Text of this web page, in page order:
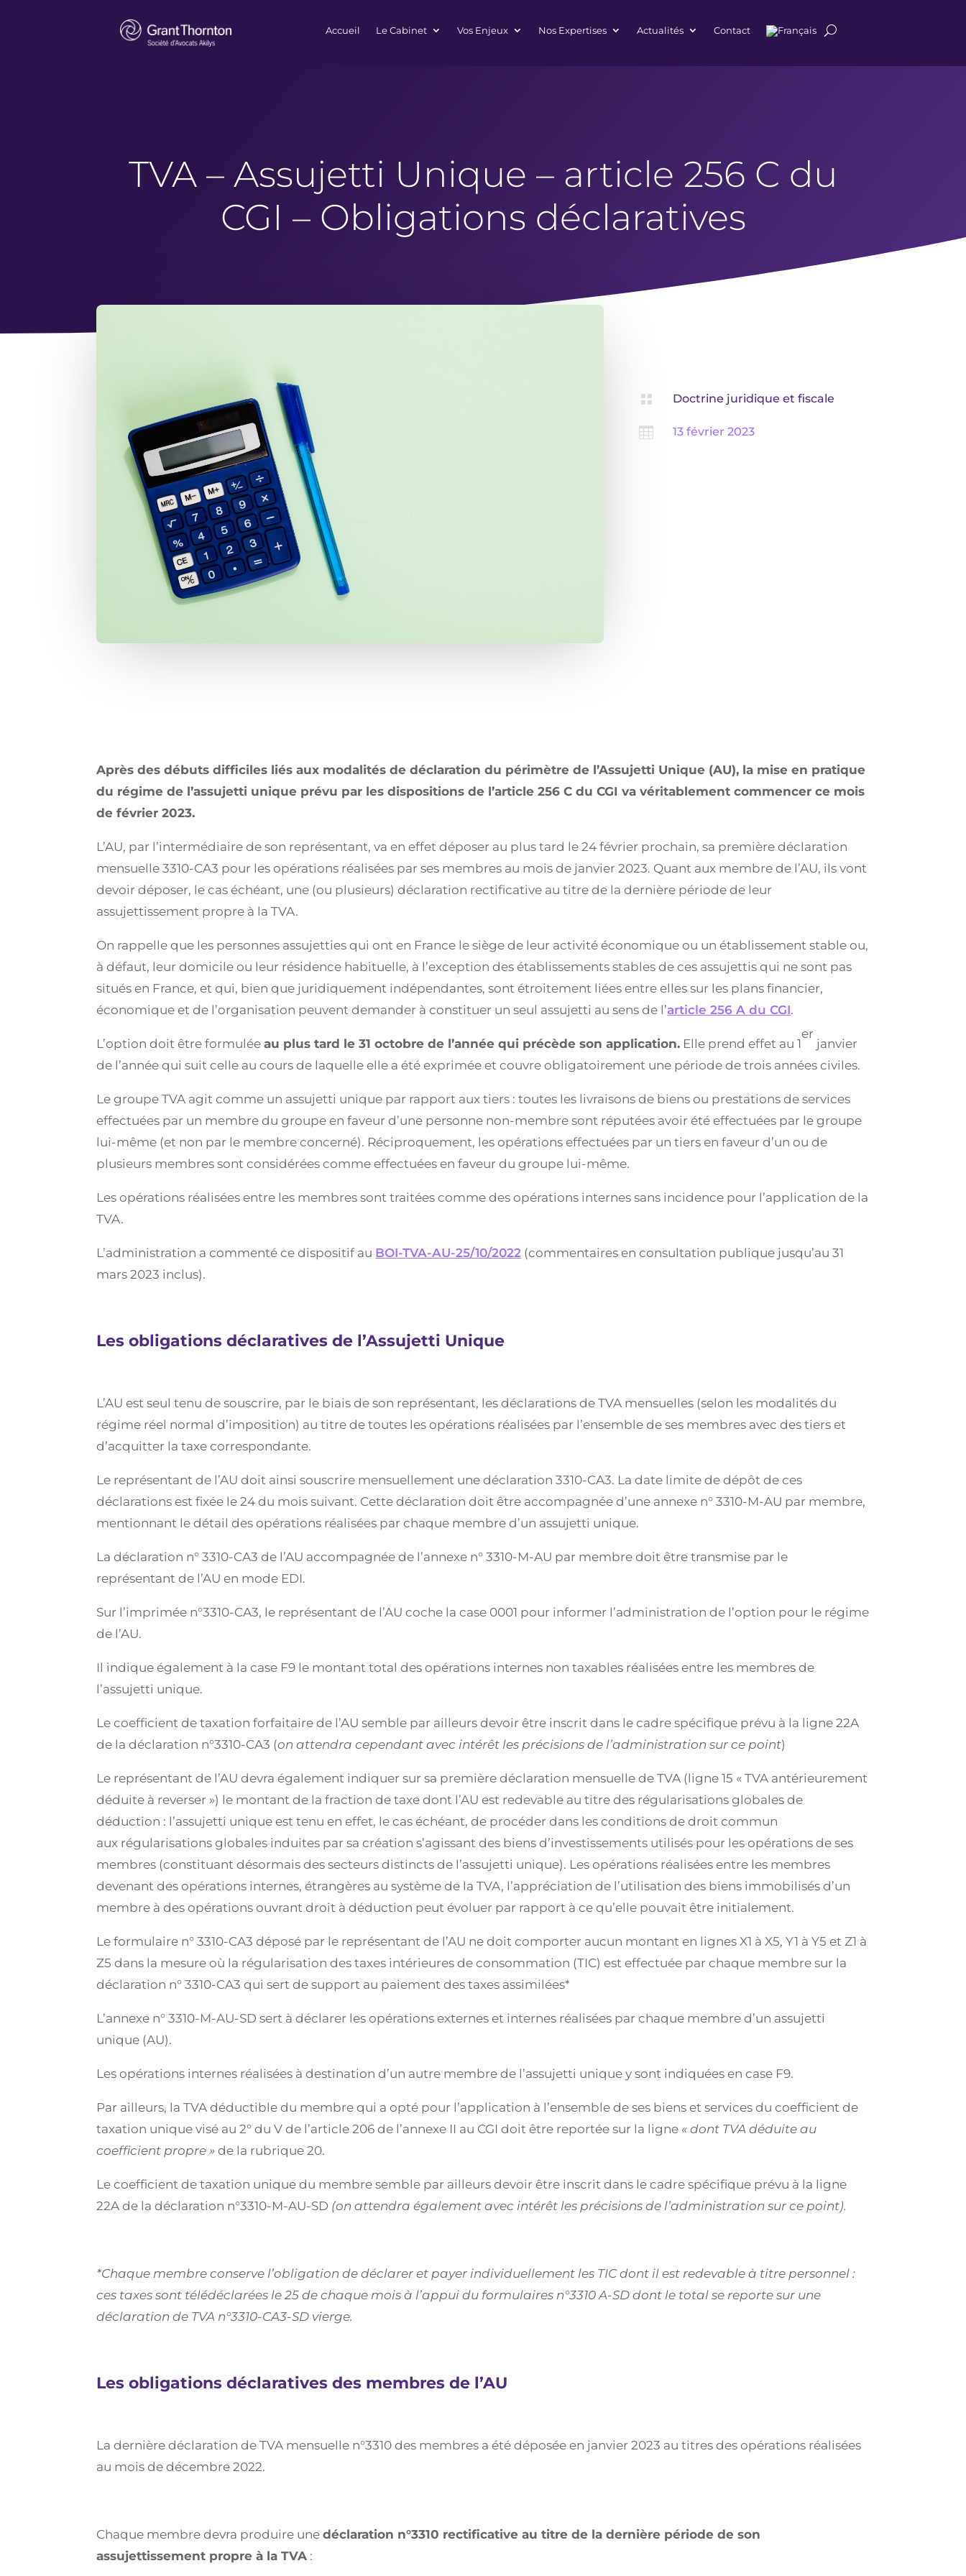
Accueil Le Cabinet Vos Enjeux Nos Expertises Actualités Contact
TVA – Assujetti Unique – article 256 C du
CGI – Obligations déclaratives
 Doctrine juridique et fiscale
 13 février 2023
Après des débuts difficiles liés aux modalités de déclaration du périmètre de l’Assujetti Unique (AU), la mise en pratique
du régime de l’assujetti unique prévu par les dispositions de l’article 256 C du CGI va véritablement commencer ce mois
de février 2023.
L’AU, par l’intermédiaire de son représentant, va en effet déposer au plus tard le 24 février prochain, sa première déclaration
mensuelle 3310-CA3 pour les opérations réalisées par ses membres au mois de janvier 2023. Quant aux membre de l’AU, ils vont
devoir déposer, le cas échéant, une (ou plusieurs) déclaration rectificative au titre de la dernière période de leur
assujettissement propre à la TVA.
On rappelle que les personnes assujetties qui ont en France le siège de leur activité économique ou un établissement stable ou,
à défaut, leur domicile ou leur résidence habituelle, à l’exception des établissements stables de ces assujettis qui ne sont pas
situés en France, et qui, bien que juridiquement indépendantes, sont étroitement liées entre elles sur les plans financier,
économique et de l’organisation peuvent demander à constituer un seul assujetti au sens de l’article 256 A du CGI.
L’option doit être formuléeau plus tard le 31 octobre de l’année qui précède son application. Elle prend effet au 1
er
janvier
de l’année qui suit celle au cours de laquelle elle a été exprimée et couvre obligatoirement une période de trois années civiles.
Le groupe TVA agit comme un assujetti unique par rapport aux tiers : toutes les livraisons de biens ou prestations de services
effectuées par un membre du groupe en faveur d’une personne non-membre sont réputées avoir été effectuées par le groupe
lui-même (et non par le membre concerné). Réciproquement, les opérations effectuées par un tiers en faveur d’un ou de
plusieurs membres sont considérées comme effectuées en faveur du groupe lui-même.
Les opérations réalisées entre les membres sont traitées comme des opérations internes sans incidence pour l’application de la
TVA.
L’administration a commenté ce dispositif au BOI-TVA-AU-25/10/2022 (commentaires en consultation publique jusqu’au 31
mars 2023 inclus).
Les obligations déclaratives de l’Assujetti Unique
L’AU est seul tenu de souscrire, par le biais de son représentant, les déclarations de TVA mensuelles (selon les modalités du
régime réel normal d’imposition) au titre de toutes les opérations réalisées par l’ensemble de ses membres avec des tiers et
d’acquitter la taxe correspondante.
Le représentant de l’AU doit ainsi souscrire mensuellement une déclaration 3310-CA3. La date limite de dépôt de ces
déclarations est fixée le 24 du mois suivant. Cette déclaration doit être accompagnée d’une annexe n° 3310-M-AU par membre,
mentionnant le détail des opérations réalisées par chaque membre d’un assujetti unique.
La déclaration n° 3310-CA3 de l’AU accompagnée de l’annexe n° 3310-M-AU par membre doit être transmise par le
représentant de l’AU en mode EDI.
Sur l’imprimée n°3310-CA3, le représentant de l’AU coche la case 0001 pour informer l’administration de l’option pour le régime
de l’AU.
Il indique également à la case F9 le montant total des opérations internes non taxables réalisées entre les membres de
l’assujetti unique.
Le coefficient de taxation forfaitaire de l’AU semble par ailleurs devoir être inscrit dans le cadre spécifique prévu à la ligne 22A
de la déclaration n°3310-CA3 (on attendra cependant avec intérêt les précisions de l’administration sur ce point)
Le représentant de l’AU devra également indiquer sur sa première déclaration mensuelle de TVA (ligne 15 « TVA antérieurement
déduite à reverser ») le montant de la fraction de taxe dont l’AU est redevable au titre des régularisations globales de
déduction : l’assujetti unique est tenu en effet, le cas échéant, de procéder dans les conditions de droit commun
aux régularisations globales induites par sa création s’agissant des biens d’investissements utilisés pour les opérations de ses
membres (constituant désormais des secteurs distincts de l’assujetti unique). Les opérations réalisées entre les membres
devenant des opérations internes, étrangères au système de la TVA, l’appréciation de l’utilisation des biens immobilisés d’un
membre à des opérations ouvrant droit à déduction peut évoluer par rapport à ce qu’elle pouvait être initialement.
Le formulaire n° 3310-CA3 déposé par le représentant de l’AU ne doit comporter aucun montant en lignes X1 à X5, Y1 à Y5 et Z1 à
Z5 dans la mesure où la régularisation des taxes intérieures de consommation (TIC) est effectuée par chaque membre sur la
déclaration n° 3310-CA3 qui sert de support au paiement des taxes assimilées*
L’annexe n° 3310-M-AU-SD sert à déclarer les opérations externes et internes réalisées par chaque membre d’un assujetti
unique (AU).
Les opérations internes réalisées à destination d’un autre membre de l’assujetti unique y sont indiquées en case F9.
Par ailleurs, la TVA déductible du membre qui a opté pour l’application à l’ensemble de ses biens et services du coefficient de
taxation unique visé au 2° du V de l’article 206 de l’annexe II au CGI doit être reportée sur la ligne « dont TVA déduite au
coefficient propre » de la rubrique 20.
Le coefficient de taxation unique du membre semble par ailleurs devoir être inscrit dans le cadre spécifique prévu à la ligne
22A de la déclaration n°3310-M-AU-SD (on attendra également avec intérêt les précisions de l’administration sur ce point).
*Chaque membre conserve l’obligation de déclarer et payer individuellement les TIC dont il est redevable à titre personnel :
ces taxes sont télédéclarées le 25 de chaque mois à l’appui du formulaires n°3310 A-SD dont le total se reporte sur une
déclaration de TVA n°3310-CA3-SD vierge.
Les obligations déclaratives des membres de l’AU
La dernière déclaration de TVA mensuelle n°3310 des membres a été déposée en janvier 2023 au titres des opérations réalisées
au mois de décembre 2022.
Chaque membre devra produire unedéclaration n°3310 rectificative au titre de la dernière période de son
assujettissement propre à la TVA :